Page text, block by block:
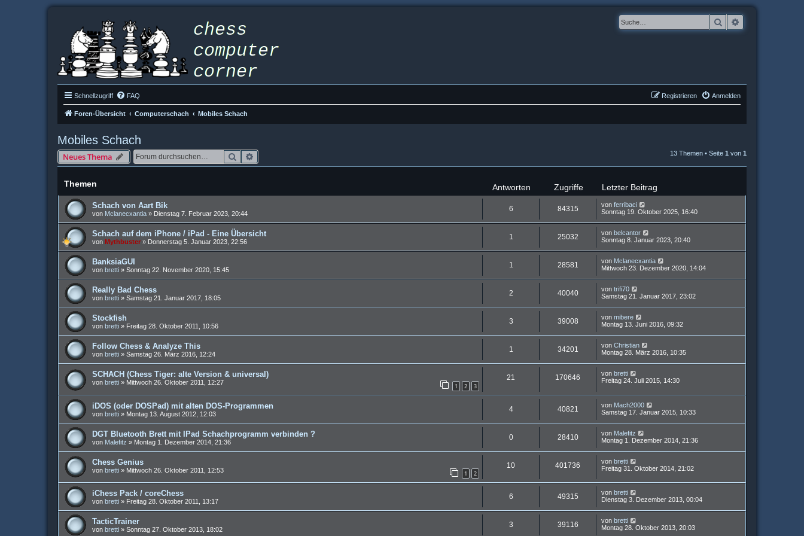
Suche
Schnellzugriff FAQ Anmelden
Registrieren
Foren-Übersicht Computerschach Mobiles Schach
Mobiles Schach
Neues Thema Suche 13 Themen • Seite 1 von 1
Themen Antworten Zugriffe Letzter Beitrag
Schach von Aart Bik
von Mclanecxantia » Dienstag 7. Februar 2023, 20:44
6 84315 von ferribaci
Sonntag 19. Oktober 2025, 16:40
Schach auf dem iPhone / iPad - Eine Übersicht
von Mythbuster » Donnerstag 5. Januar 2023, 22:56
1 25032 von belcantor
Sonntag 8. Januar 2023, 20:40
BanksiaGUI
von bretti » Sonntag 22. November 2020, 15:45
1 28581 von Mclanecxantia
Mittwoch 23. Dezember 2020, 14:04
Really Bad Chess
von bretti » Samstag 21. Januar 2017, 18:05
2 40040 von trifi70
Samstag 21. Januar 2017, 23:02
Stockfish
von bretti » Freitag 28. Oktober 2011, 10:56
3 39008 von mibere
Montag 13. Juni 2016, 09:32
Follow Chess & Analyze This
von bretti » Samstag 26. März 2016, 12:24
1 34201 von Christian
Montag 28. März 2016, 10:35
SCHACH (Chess Tiger: alte Version & universal)
von bretti » Mittwoch 26. Oktober 2011, 12:27 1 2 3
21 170646 von bretti
Freitag 24. Juli 2015, 14:30
iDOS (oder DOSPad) mit alten DOS-Programmen
von bretti » Montag 13. August 2012, 12:03
4 40821 von Mach2000
Samstag 17. Januar 2015, 10:33
DGT Bluetooth Brett mit IPad Schachprogramm verbinden ?
von Malefitz » Montag 1. Dezember 2014, 21:36
0 28410 von Malefitz
Montag 1. Dezember 2014, 21:36
Chess Genius
von bretti » Mittwoch 26. Oktober 2011, 12:53 1 2
10 401736 von bretti
Freitag 31. Oktober 2014, 21:02
iChess Pack / coreChess
von bretti » Freitag 28. Oktober 2011, 13:17
6 49315 von bretti
Dienstag 3. Dezember 2013, 00:04
TacticTrainer
von bretti » Sonntag 27. Oktober 2013, 18:02
3 39116 von bretti
Montag 28. Oktober 2013, 20:03